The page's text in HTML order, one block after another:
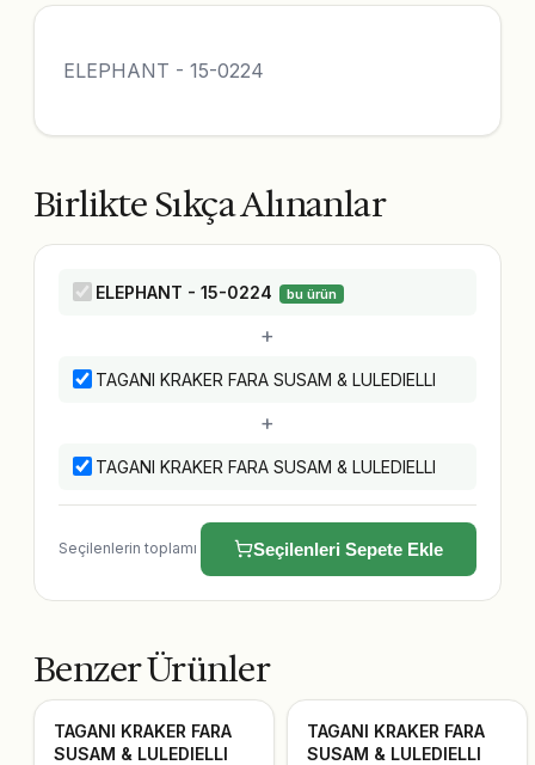
ELEPHANT - 15-0224
Birlikte Sıkça Alınanlar
ELEPHANT - 15-0224 bu ürün
+
TAGANI KRAKER FARA SUSAM & LULEDIELLI
+
TAGANI KRAKER FARA SUSAM & LULEDIELLI
Seçilenlerin toplamı Seçilenleri Sepete Ekle
Benzer Ürünler
TAGANI KRAKER FARA
SUSAM & LULEDIELLI
TAGANI KRAKER FARA
SUSAM & LULEDIELLI